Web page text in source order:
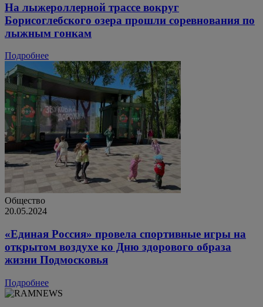
На лыжероллерной трассе вокруг
Борисоглебского озера прошли соревнования по
лыжным гонкам
Подробнее
Общество
20.05.2024
«Единая Россия» провела спортивные игры на
открытом воздухе ко Дню здорового образа
жизни Подмосковья
Подробнее